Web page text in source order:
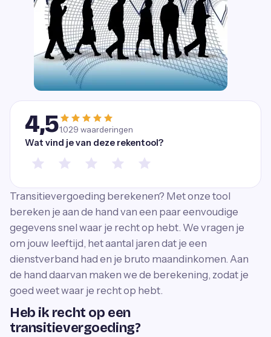
4,51.029 waarderingen
Wat vind je van deze rekentool?
Transitievergoeding berekenen? Met onze tool
bereken je aan de hand van een paar eenvoudige
gegevens snel waar je recht op hebt. We vragen je
om jouw leeftijd, het aantal jaren dat je een
dienstverband had en je bruto maandinkomen. Aan
de hand daarvan maken we de berekening, zodat je
goed weet waar je recht op hebt.
Heb ik recht op een
transitievergoeding?